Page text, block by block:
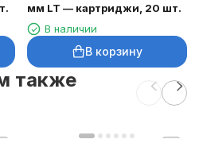
мм LT — картриджи, 20 шт.
В наличии
В корзину
также